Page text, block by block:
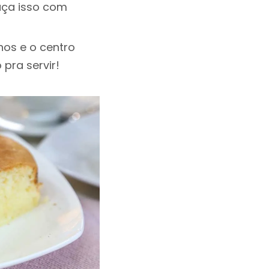
isso com
e o centro
pra servir!